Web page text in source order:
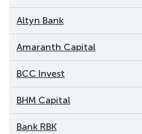
Altyn Bank
Amaranth Capital
BCC Invest
BHM Capital
Bank RBK